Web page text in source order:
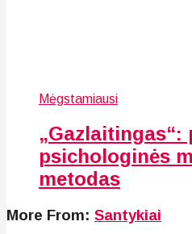
Mėgstamiausi
„Gazlaitingas“:
psichologinės
metodas
More From: Santykiai